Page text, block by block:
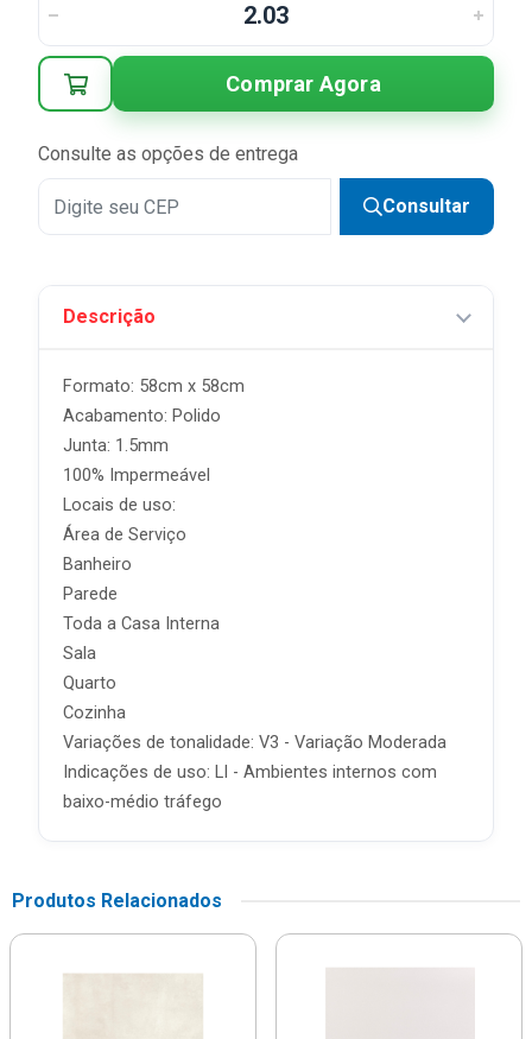
6x R$ 10,48 sem juros
Comprar Agora
Consulte as opções de entrega
Consultar
Descrição
Formato: 58cm x 58cm
Acabamento: Polido
Junta: 1.5mm
100% Impermeável
Locais de uso:
Área de Serviço
Banheiro
Parede
Toda a Casa Interna
Sala
Quarto
Cozinha
Variações de tonalidade: V3 - Variação Moderada
Indicações de uso: LI - Ambientes internos com
baixo-médio tráfego
Produtos Relacionados